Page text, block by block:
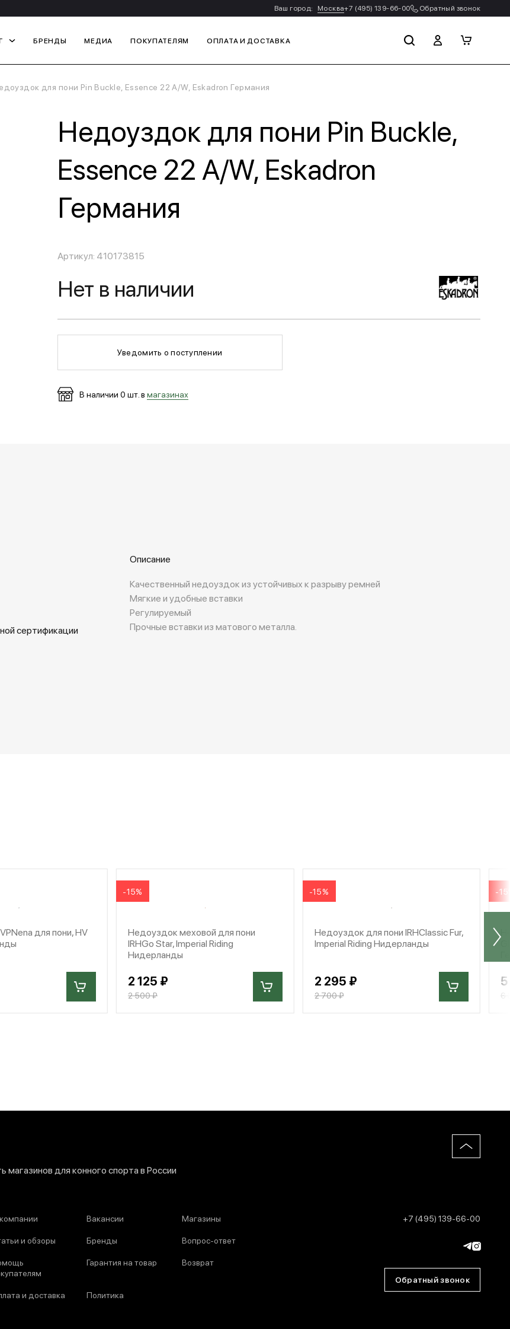
Ваш город: Москва+7 (495) 139-66-00 Обратный звонок
БРЕНДЫ МЕДИА ПОКУПАТЕЛЯМ ОПЛАТА И ДОСТАВКА
для пони Pin Buckle, Essence 22 A/W, Eskadron Германия
Недоуздок для пони Pin Buckle,
Essence 22 A/W, Eskadron
Германия
Артикул: 410173815
Нет в наличии
Уведомить о поступлении
В наличии 0 шт. в магазинах
сертификации
Описание
Качественный недоуздок из устойчивых к разрыву ремней
Мягкие и удобные вставки
Регулируемый
Прочные вставки из матового металла.
для пони, HV
-15%
Недоуздок меховой для пони
IRHGo Star, Imperial Riding
Нидерланды
2 125 ₽
2 500 ₽
-15%
Недоуздок для пони IRHClassic Fur,
Imperial Riding Нидерланды
2 295 ₽
2 700 ₽
-
6
для конного спорта в России
Вакансии Магазины
и обзоры Бренды Вопрос-ответ
Гарантия на товар Возврат
и доставка Политика
+7 (495) 139-66-00
Обратный звонок